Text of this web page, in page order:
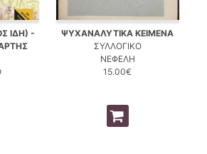
ΙΔΗ) -
ΨΥΧΑΝΑΛΥΤΙΚΑ ΚΕΙΜΕΝΑ
ΣΥΛΛΟΓΙΚΟ
ΝΕΦΕΛΗ
15.00€